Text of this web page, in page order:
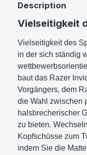
Description
Vielseitigkeit
Vielseitigkeit des
in der sich ständig
baut das Razer
Vorgängers, dem
die Wahl zwischen
halsbrecherischer
zu bieten.
Kopfschüsse zum
indem Sie die